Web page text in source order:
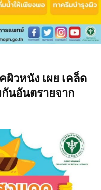
ผิวหนัง เผย เคล็ด
นอันตรายจาก